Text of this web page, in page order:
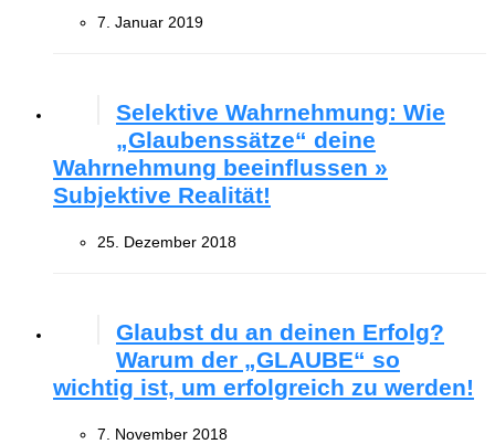
7. Januar 2019
Selektive Wahrnehmung: Wie
„Glaubenssätze“ deine
Wahrnehmung beeinflussen »
Subjektive Realität!
25. Dezember 2018
Glaubst du an deinen Erfolg?
Warum der „GLAUBE“ so
wichtig ist, um erfolgreich zu werden!
7. November 2018